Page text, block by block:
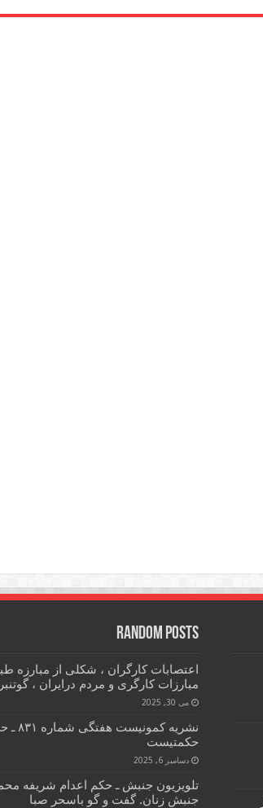
Random Posts
اعتصابات کارگران ، شکلی از مبارزه
مبارزات کارگری و مردم درایران ،
می 30, 2025
نشریه
حکمتیست
دسامبر 6, 2025
تلویزیون جنبش ـ حکم اعدام شریفه
جنبش زنان. گفت و گو باسحر صبا